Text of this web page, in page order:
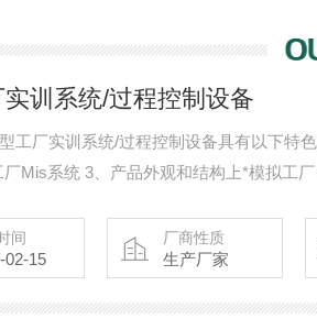
训系统/过程控制设备
型工厂实训系统/过程控制设备具有以下特
厂Mis系统 3、产品外观和结构上*模拟工
间
02-15
厂商性质
生产厂家